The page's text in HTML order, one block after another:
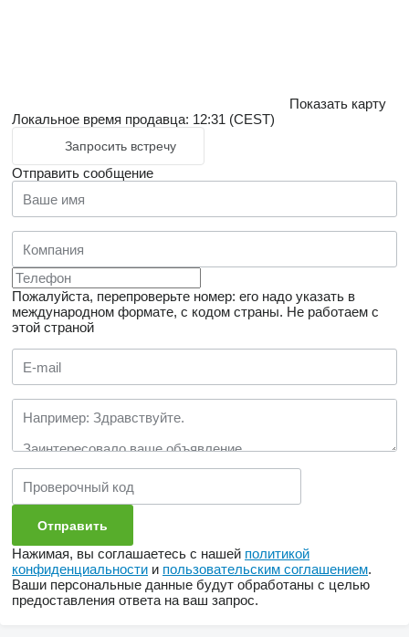
Показать карту
Локальное время продавца: 12:31 (CEST)
Запросить встречу
Отправить сообщение
Пожалуйста, перепроверьте номер: его надо указать в
международном формате, с кодом страны. Не работаем с
этой страной
Нажимая, вы соглашаетесь с нашей политикой
конфиденциальности и пользовательским соглашением.
Ваши персональные данные будут обработаны с целью
предоставления ответа на ваш запрос.